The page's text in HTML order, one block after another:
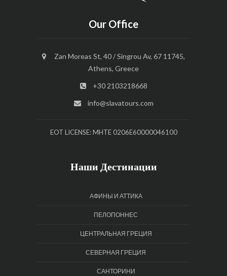
Our Office
Zan Moreas St, 40 / Singrou Av, 67 11745,
Athens, Greece
+30 2103218668
info@slavatours.com
EOT LICENSE: MHTE 0206E60000046100
Наши Дестинации
АФИНЫ И АТТИКА
ПЕЛОПОННЕС
ЦЕНТРАЛЬНАЯ ГРЕЦИЯ
СЕВЕРНАЯ ГРЕЦИЯ
САНТОРИНИ